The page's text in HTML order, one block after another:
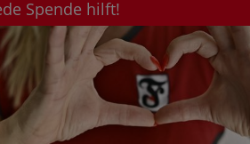
Spende hilft!